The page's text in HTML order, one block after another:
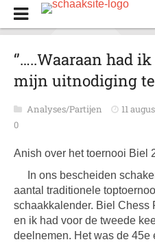
‘’…..Waaraan had
mijn uitnodiging te
Analyses/Partijen 11
0
Anish over het toernooi Biel
In ons bescheiden
aantal traditionele
schaakkalender. Biel Chess
en ik had voor de tweede
deelnemen. Het was de 45e